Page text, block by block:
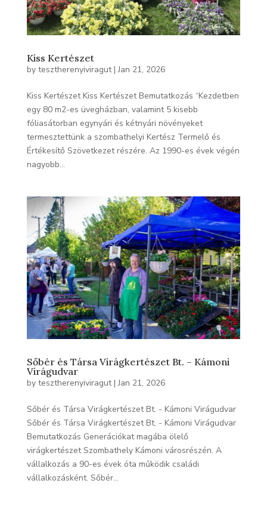
Kiss Kertészet
by tesztherenyiviragut|Jan 21, 2026
Kiss Kertészet Kiss Kertészet Bemutatkozás “Kezdetben
egy 80 m2-es üvegházban, valamint 5 kisebb
fóliasátorban egynyári és kétnyári növényeket
termesztettünk a szombathelyi Kertész Termelő és
Értékesítő Szövetkezet részére. Az 1990-es évek végén
nagyobb...
Sőbér és Társa Virágkertészet Bt. – Kámoni
Virágudvar
by tesztherenyiviragut|Jan 21, 2026
Sőbér és Társa Virágkertészet Bt. - Kámoni Virágudvar
Sőbér és Társa Virágkertészet Bt. - Kámoni Virágudvar
Bemutatkozás Generációkat magába ölelő
virágkertészet Szombathely Kámoni városrészén. A
vállalkozás a 90-es évek óta működik családi
vállalkozásként. Sőbér...